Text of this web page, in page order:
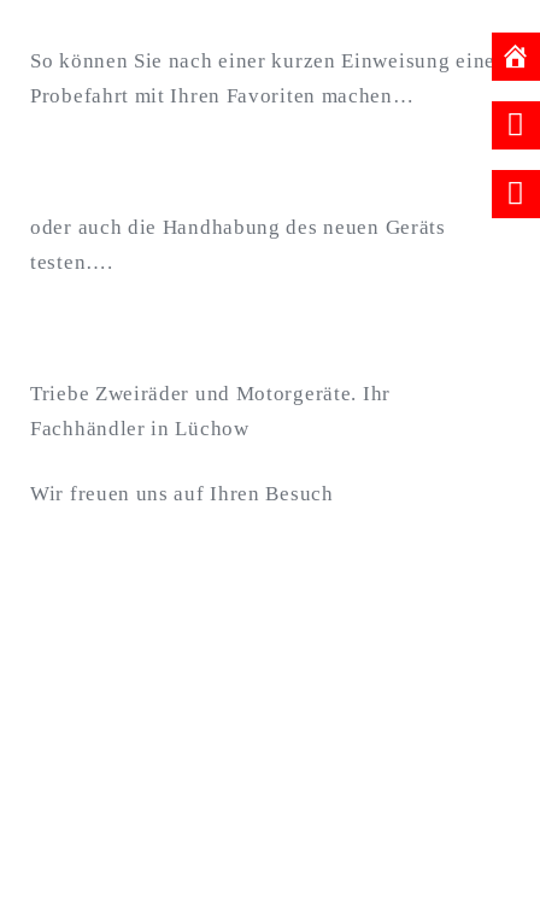
So können Sie nach einer kurzen Einweisung eine
Probefahrt mit Ihren Favoriten machen…
oder auch die Handhabung des neuen Geräts
testen….
Triebe Zweiräder und Motorgeräte. Ihr
Fachhändler in Lüchow
Wir freuen uns auf Ihren Besuch